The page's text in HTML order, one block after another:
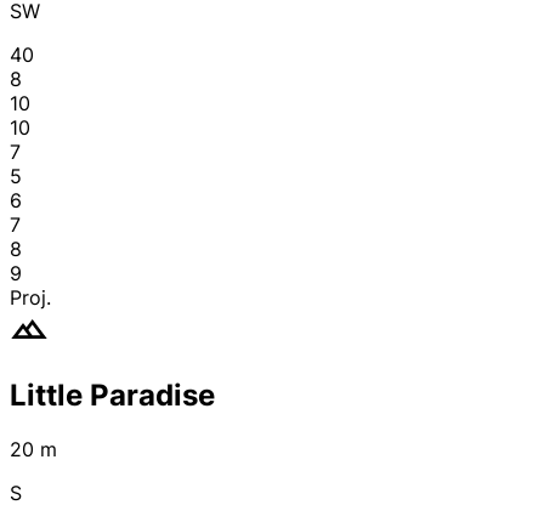
SW
40
8
10
10
7
5
6
7
8
9
Proj.
Little Paradise
20 m
S